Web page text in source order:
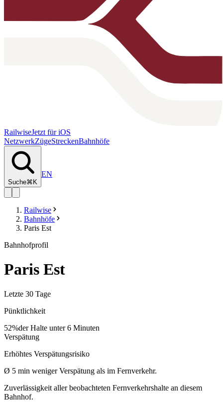
RailwiseJetzt für iOS
NetzwerkZügeStreckenBahnhöfe
Suche⌘K
EN
Railwise
Bahnhöfe
Paris Est
Bahnhofprofil
Paris Est
Letzte 30 Tage
Pünktlichkeit
52%der Halte unter 6 Minuten
Verspätung
Erhöhtes Verspätungsrisiko
Ø 5 min weniger Verspätung als im Fernverkehr.
Zuverlässigkeit aller beobachteten Fernverkehrshalte an diesem
Bahnhof.